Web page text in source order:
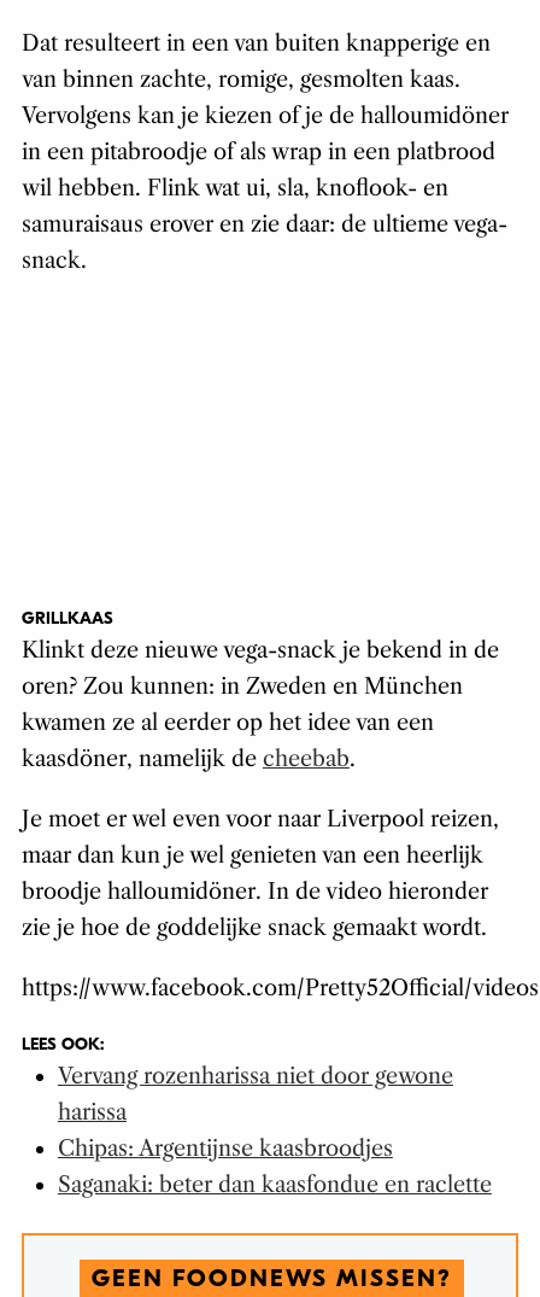
Dat resulteert in een van buiten knapperige en
van binnen zachte, romige, gesmolten kaas.
Vervolgens kan je kiezen of je de halloumidöner
in een pitabroodje of als wrap in een platbrood
wil hebben. Flink wat ui, sla, knoflook- en
samuraisaus erover en zie daar: de ultieme vega-
snack.
GRILLKAAS
Klinkt deze nieuwe vega-snack je bekend in de
oren? Zou kunnen: in Zweden en München
kwamen ze al eerder op het idee van een
kaasdöner, namelijk de cheebab.
Je moet er wel even voor naar Liverpool reizen,
maar dan kun je wel genieten van een heerlijk
broodje halloumidöner. In de video hieronder
zie je hoe de goddelijke snack gemaakt wordt.
https://www.facebook.com/Pretty52Official/
LEES OOK:
Vervang rozenharissa niet door gewone
harissa
Chipas: Argentijnse kaasbroodjes
Saganaki: beter dan kaasfondue en raclette
GEEN FOODNEWS MISSEN?